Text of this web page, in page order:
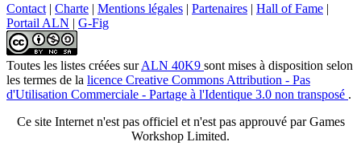
Contact | Charte | Mentions légales | Partenaires | Hall of Fame |
Portail ALN | G-Fig
Toutes les listes créées surALN 40K9 sont mises à disposition selon
les termes de la licence Creative Commons Attribution - Pas
d'Utilisation Commerciale - Partage à l'Identique 3.0 non transposé .
Ce site Internet n'est pas officiel et n'est pas approuvé par Games
Workshop Limited.